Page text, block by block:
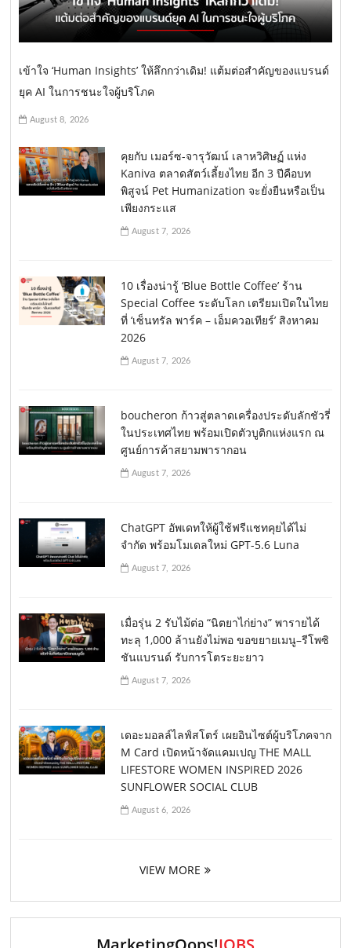
เข้าใจ ‘Human Insights’ ให้ลึกกว่าเดิม! แต้มต่อสำคัญของแบรนด์
ยุค AI ในการชนะใจผู้บริโภค
August 8, 2026
คุยกับ เมอร์ซ-จารุวัฒน์ เลาหวิศิษฏ์ แห่ง
Kaniva ตลาดสัตว์เลี้ยงไทย อีก 3 ปีคือบท
พิสูจน์ Pet Humanization จะยั่งยืนหรือเป็น
เพียงกระแส
August 7, 2026
10 เรื่องน่ารู้ ‘Blue Bottle Coffee’ ร้าน
Special Coffee ระดับโลก เตรียมเปิดในไทย
ที่ ‘เซ็นทรัล พาร์ค – เอ็มควอเทียร์’ สิงหาคม
2026
August 7, 2026
boucheron ก้าวสู่ตลาดเครื่องประดับลักชัวรี่
ในประเทศไทย พร้อมเปิดตัวบูติกแห่งแรก ณ
ศูนย์การค้าสยามพารากอน
August 7, 2026
ChatGPT อัพเดทให้ผู้ใช้ฟรีแชทคุยได้ไม่
จำกัด พร้อมโมเดลใหม่ GPT-5.6 Luna
August 7, 2026
เมื่อรุ่น 2 รับไม้ต่อ “นิตยาไก่ย่าง” พารายได้
ทะลุ 1,000 ล้านยังไม่พอ ขอขยายเมนู–รีโพซิ
ชันแบรนด์ รับการโตระยะยาว
August 7, 2026
เดอะมอลล์ไลฟ์สโตร์ เผยอินไซต์ผู้บริโภคจาก
M Card เปิดหน้าจัดแคมเปญ THE MALL
LIFESTORE WOMEN INSPIRED 2026
SUNFLOWER SOCIAL CLUB
August 6, 2026
VIEW MORE